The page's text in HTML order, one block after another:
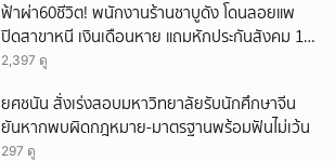
ฟ้าผ่า60ชีวิต! พนักงานร้านชาบูดัง โดนลอยแพ
ปิดสาขาหนี เงินเดือนหาย แถมหักประกันสังคม 11
เดือนแต่ไม่ส่ง?
2,397 ดู
ยศชนัน สั่งเร่งสอบมหาวิทยาลัยรับนักศึกษาจีน
ยันหากพบผิดกฎหมาย-มาตรฐานพร้อมฟันไม่เว้น
297 ดู